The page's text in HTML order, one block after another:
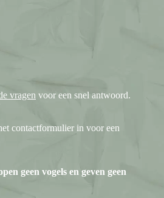
vragen voor een snel antwoord.
contactformulier in voor een
geen vogels en geven geen